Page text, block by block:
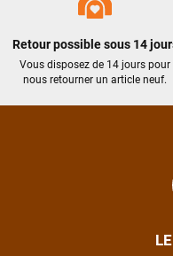
Retour possible sous 14
Vous disposez de 14 jours pour
nous retourner un article neuf.